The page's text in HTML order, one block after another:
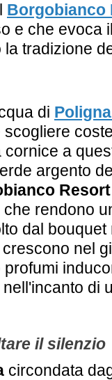
Borgobianco
e che evoca
tradizione
di
cornice a
argento
che rendono
dal
nel
nell'incanto di
il silenzio
circondata